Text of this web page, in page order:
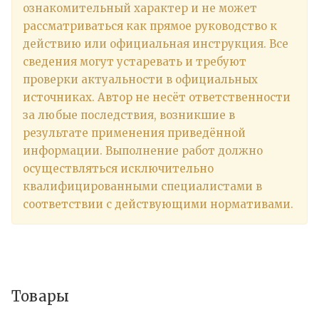
ознакомительный характер и не может
рассматриваться как прямое руководство к
действию или официальная инструкция. Все
сведения могут устаревать и требуют
проверки актуальности в официальных
источниках. Автор не несёт ответственности
за любые последствия, возникшие в
результате применения приведённой
информации. Выполнение работ должно
осуществляться исключительно
квалифицированными специалистами в
соответствии с действующими нормативами.
Товары